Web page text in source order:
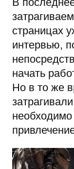
страницах
интервью,
начать
Но в то же